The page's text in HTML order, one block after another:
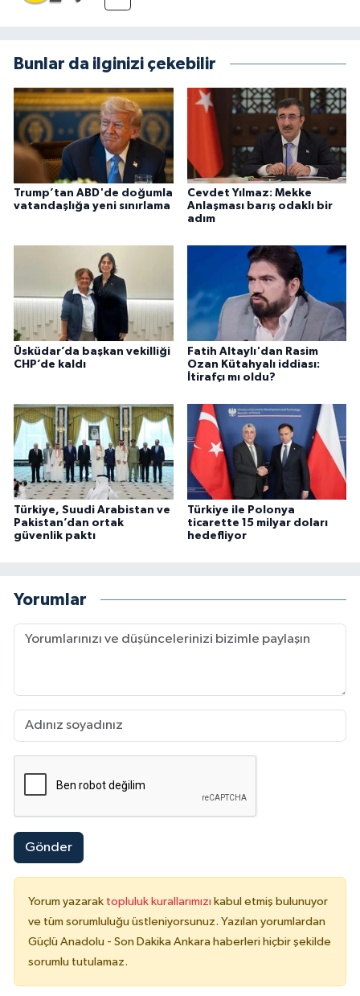
Bunlar da ilginizi çekebilir
Trump’tan ABD'de doğumla
vatandaşlığa yeni sınırlama
Cevdet Yılmaz: Mekke
Anlaşması barış odaklı bir
adım
Üsküdar’da başkan vekilliği
CHP’de kaldı
Fatih Altaylı'dan Rasim
Ozan Kütahyalı iddiası:
İtirafçı mı oldu?
Türkiye, Suudi Arabistan ve
Pakistan’dan ortak
güvenlik paktı
Türkiye ile Polonya
ticarette 15 milyar doları
hedefliyor
Yorumlar
Gönder
Yorum yazarak topluluk kurallarımızı kabul etmiş bulunuyor
ve tüm sorumluluğu üstleniyorsunuz. Yazılan yorumlardan
Güçlü Anadolu - Son Dakika Ankara haberleri hiçbir şekilde
sorumlu tutulamaz.